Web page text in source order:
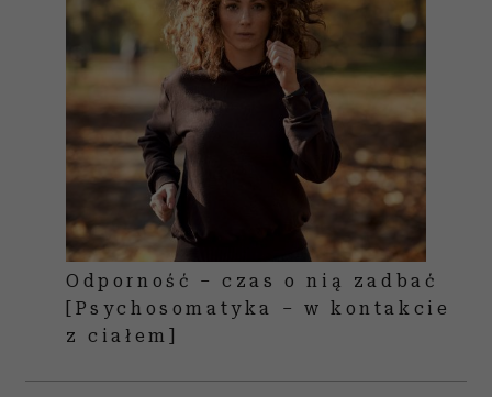
Odporność – czas o nią zadbać
[Psychosomatyka – w kontakcie
z ciałem]